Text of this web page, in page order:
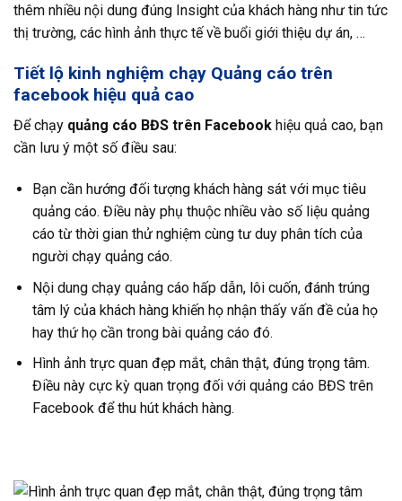
thêm nhiều nội dung đúng Insight của khách hàng như tin tức
thị trường, các hình ảnh thực tế về buổi giới thiệu dự án, …
Tiết lộ kinh nghiệm chạy Quảng cáo trên
facebook hiệu quả cao
Để chạy quảng cáo BĐS trên Facebook hiệu quả cao, bạn
cần lưu ý một số điều sau:
Bạn cần hướng đối tượng khách hàng sát với mục tiêu
quảng cáo. Điều này phụ thuộc nhiều vào số liệu quảng
cáo từ thời gian thử nghiệm cùng tư duy phân tích của
người chạy quảng cáo.
Nội dung chạy quảng cáo hấp dẫn, lôi cuốn, đánh trúng
tâm lý của khách hàng khiến họ nhận thấy vấn đề của họ
hay thứ họ cần trong bài quảng cáo đó.
Hình ảnh trực quan đẹp mắt, chân thật, đúng trọng tâm.
Điều này cực kỳ quan trọng đối với quảng cáo BĐS trên
Facebook để thu hút khách hàng.